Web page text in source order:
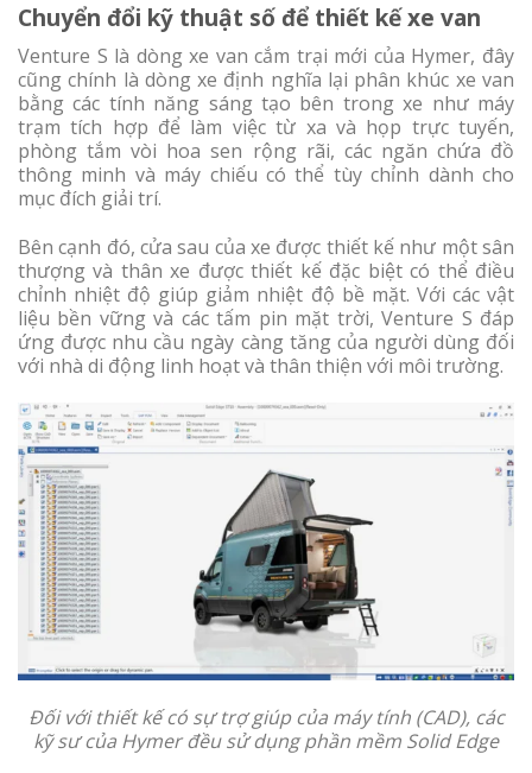
Chuyển đổi kỹ thuật số để thiết kế xe van
Venture S là dòng xe van cắm trại mới của Hymer, đây
cũng chính là dòng xe định nghĩa lại phân khúc xe van
bằng các tính năng sáng tạo bên trong xe như máy
trạm tích hợp để làm việc từ xa và họp trực tuyến,
phòng tắm vòi hoa sen rộng rãi, các ngăn chứa đồ
thông minh và máy chiếu có thể tùy chỉnh dành cho
mục đích giải trí.
Bên cạnh đó, cửa sau của xe được thiết kế như một sân
thượng và thân xe được thiết kế đặc biệt có thể điều
chỉnh nhiệt độ giúp giảm nhiệt độ bề mặt. Với các vật
liệu bền vững và các tấm pin mặt trời, Venture S đáp
ứng được nhu cầu ngày càng tăng của người dùng đối
với nhà di động linh hoạt và thân thiện với môi trường.
Đối với thiết kế có sự trợ giúp của máy tính (CAD), các
kỹ sư của Hymer đều sử dụng phần mềm Solid Edge